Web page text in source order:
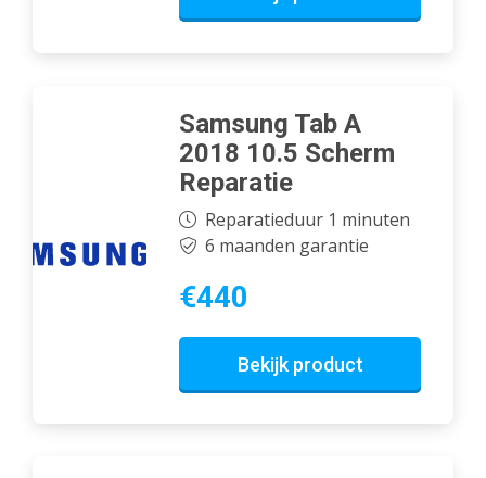
Samsung Tab A
2018 10.5 Scherm
Reparatie
Reparatieduur 1 minuten
6 maanden garantie
€440
Bekijk product